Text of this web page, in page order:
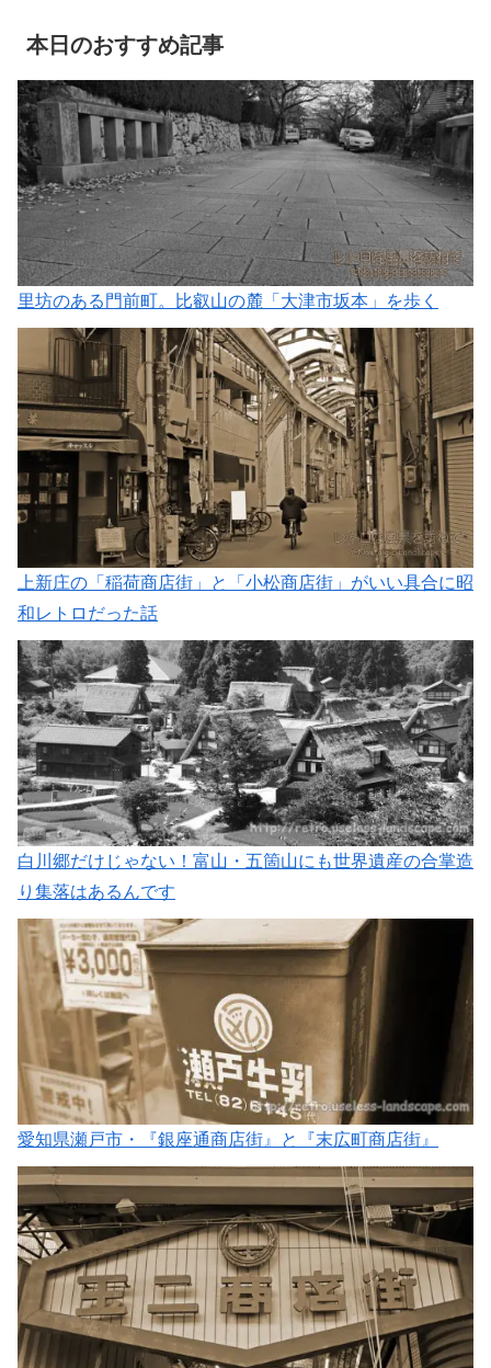
本日のおすすめ記事
里坊のある門前町。比叡山の麓「大津市坂本」を歩く
上新庄の「稲荷商店街」と「小松商店街」がいい具合に昭
和レトロだった話
白川郷だけじゃない！富山・五箇山にも世界遺産の合掌造
り集落はあるんです
愛知県瀬戸市・『銀座通商店街』と『末広町商店街』